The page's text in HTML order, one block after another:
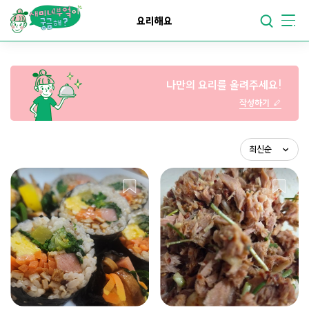
맛있어지는부엌
요리해요
나만의 요리를 올려주세요!
작성하기
최신순